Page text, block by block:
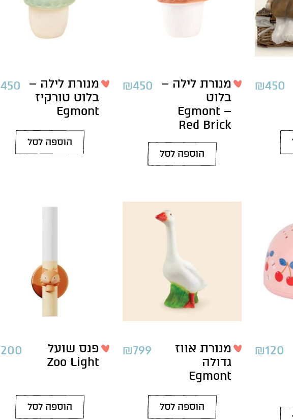
₪450
מנורת לילה –
בלוט
Egmont –
Red Brick
₪450
הוספה לסל
מנורת לילה –
בלוט טורקיז
Egmont
450
הוספה לסל
₪120
מנורת אווז
גדולה
Egmont
₪799
הוספה לסל
פנס שועל
Zoo Light
200
הוספה לסל